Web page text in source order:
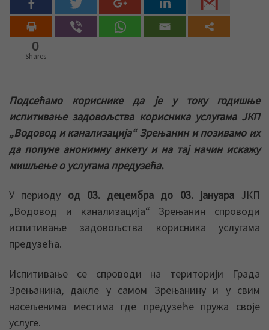
0
Shares
Подсећамо кориснике да је у току годишње
испитивање задовољства корисника услугама ЈКП
„Водовод и канализација“ Зрењанин и позивамо их
да попуне анонимну анкету и на тај начин искажу
мишљење о услугама предузећа.
У периоду од 03. децембра до 03. јануараЈКП
„Водовод и канализација“ Зрењанин спроводи
испитивање задовољства корисника услугама
предузећа.
Испитивање се спроводи на територији Града
Зрењанина, дакле у самом Зрењанину и у свим
насељенима местима где предузеће пружа своје
услуге.